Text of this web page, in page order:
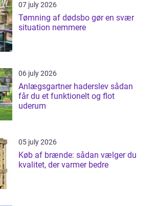
07 july 2026
Tømning af dødsbo gør en svær
situation nemmere
06 july 2026
Anlægsgartner haderslev sådan
får du et funktionelt og flot
uderum
05 july 2026
Køb af brænde: sådan vælger du
kvalitet, der varmer bedre